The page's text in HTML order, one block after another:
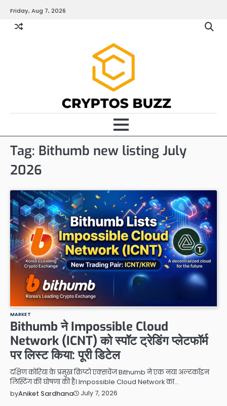
content
Friday, Aug 7, 2026
Tag: Bithumb new listing July
2026
MARKET
Bithumb ने Impossible Cloud
Network (ICNT) को स्पॉट ट्रेडिंग प्लेटफॉर्म
पर लिस्ट किया: पूरी डिटेल
दक्षिण कोरिया के प्रमुख क्रिप्टो एक्सचेंज Bithumb ने एक नया अल्टकॉइन
लिस्टिंग की घोषणा की है। Impossible Cloud Network का…
byAniket Sardhana July 7, 2026